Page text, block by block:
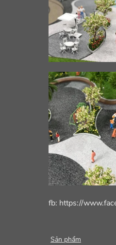
fb: https://
Sản phẩm